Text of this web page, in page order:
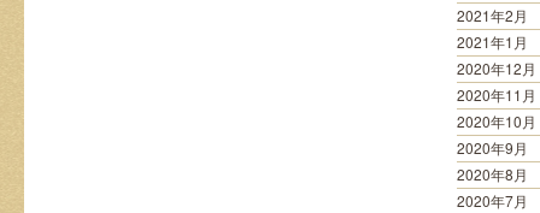
2021年2月
2021年1月
2020年12月
2020年11月
2020年10月
2020年9月
2020年8月
2020年7月